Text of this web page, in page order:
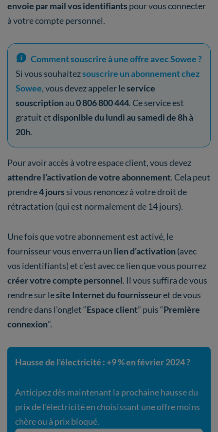
envoie par mail vos identifiants pour vous connecter
à votre compte personnel.
Comment souscrire à une offre avec Sowee ?
Si vous souhaitezsouscrire un abonnement chez
Sowee, vous devez appeler leservice
souscriptionau0 806 800 444. Ce service est
gratuit etdisponible du lundi au samedi de 8h à
20h.
Pour avoir accès à votre espace client, vous devez
attendre l’activation de votre abonnement. Cela peut
prendre4 jours si vous renoncez à votre droit de
rétractation (qui est normalement de 14 jours).
Une fois que votre abonnement est activé, le
fournisseur vous enverra un lien d’activation(avec
vos identifiants) et c’est avec ce lien que vous pourrez
créer votre compte personnel. Il vous suffira de vous
rendre sur lesite Internet du fournisseuret de vous
rendre dans l’onglet “Espace client” puis “Première
connexion”.
Hausse de l'électricité : +9 % en février 2024 ?
Anticipez dès maintenant la prochaine hausse du
prix de l'électricité en choisissant une offre moins
chère ou à prix bloqué.